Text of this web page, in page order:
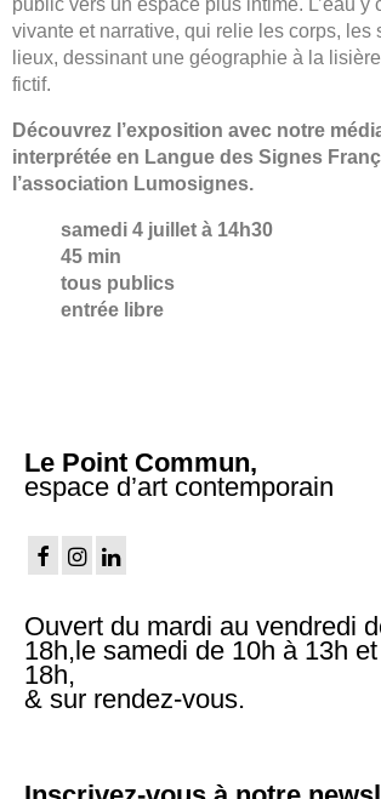
public vers un espace plus intime. L’eau y
vivante et narrative, qui relie les corps, les
lieux, dessinant une géographie à la
fictif.
Découvrez l’exposition avec notre
interprétée en Langue des Signes
l’association Lumosignes.
samedi 4 juillet à 14h30
45 min
tous publics
entrée libre
Le Point Commun,
espace d’art contemporain
Ouvert du mardi au vendredi
18h,le samedi de 10h à 13h
18h,
& sur rendez-vous.